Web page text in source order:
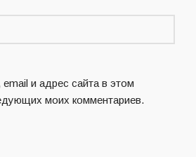
и адрес сайта в этом
моих комментариев.